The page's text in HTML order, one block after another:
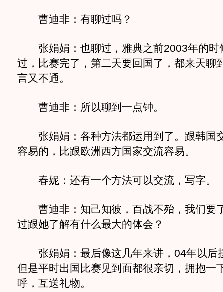
曹迪非：有聊过吗？
张娟娟：也聊过，雅典之前2003年的时
过，比赛完了，第二天要回国了，都来天聊
言又不通。
曹迪非：所以聊到一点钟。
张娟娟：各种方法都运用到了。跟韩国
容易的，比跟欧洲西方国家交流容易。
春妮：还有一个方法可以交流，写字。
曹迪非：知己知彼，百战不殆，我们要
过跟她了解有什么最大的体会？
张娟娟：最后像这几年来讲，04年以后
但是平时出国比赛见到面都很亲切，拥抱一
呼，互送礼物。